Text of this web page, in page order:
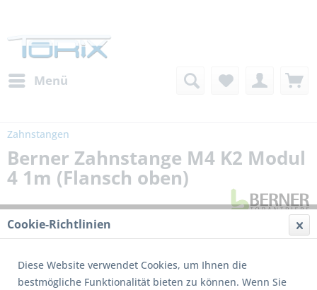
Menü
Zahnstangen
Berner Zahnstange M4 K2 Modul
4 1m (Flansch oben)
Cookie-Richtlinien
Diese Website verwendet Cookies, um Ihnen die
bestmögliche Funktionalität bieten zu können. Wenn Sie